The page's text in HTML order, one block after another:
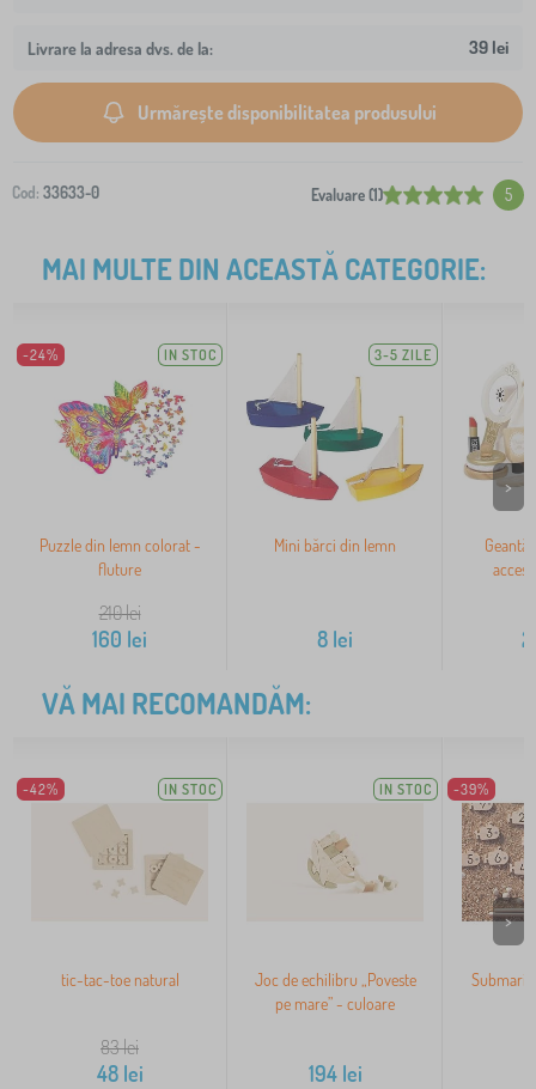
Livrare la adresa dvs. de la: 39 lei
Urmărește disponibilitatea produsului
Cod: 33633-0 Evaluare (1) 5
MAI MULTE DIN ACEASTĂ CATEGORIE:
-24% IN STOC
Puzzle din lemn colorat -
fluture
210lei
160 lei
3-5 ZILE
Mini bărci din lemn
8 lei
Geantă
>
VĂ MAI RECOMANDĂM:
-42% IN STOC
tic-tac-toe natural
83lei
48lei
IN STOC
Joc de echilibru „Poveste
pe mare” - culoare
194lei
-39%
>